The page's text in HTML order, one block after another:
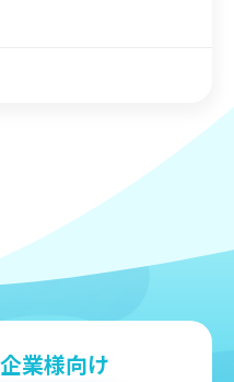
業様向け